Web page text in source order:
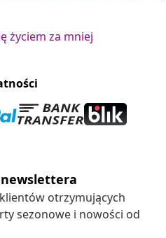
życiem za mniej
newslettera
otrzymujących
sezonowe i nowości od